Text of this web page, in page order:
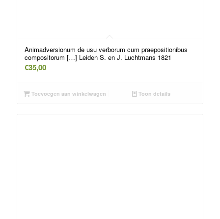
Animadversionum de usu verborum cum praepositionibus
compositorum […] Leiden S. en J. Luchtmans 1821
€35,00
Toevoegen aan winkelwagen Toon details